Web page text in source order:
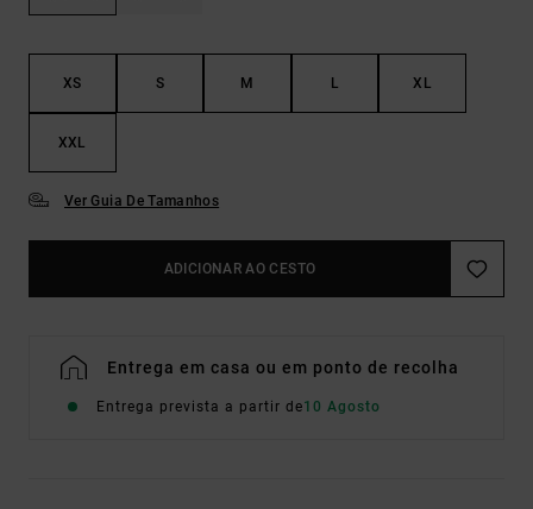
XS S M L XL
XXL
Ver Guia De Tamanhos
ADICIONAR AO CESTO
Entrega em casa ou em ponto de recolha
Entrega prevista a partir de10 Agosto